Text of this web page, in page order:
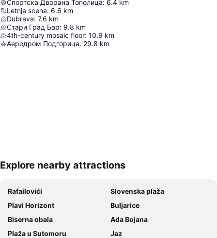
Спортска Дворана Тополица: 6.4 km
Letnja scena: 6.6 km
Dubrava: 7.6 km
Стари Град Бар: 9.8 km
4th-century mosaic floor: 10.9 km
Аеродром Подгорица: 29.8 km
Explore nearby attractions
Rafailovići
Slovenska plaža
Plavi Horizont
Buljarice
Biserna obala
Ada Bojana
Plaža u Sutomoru
Jaz